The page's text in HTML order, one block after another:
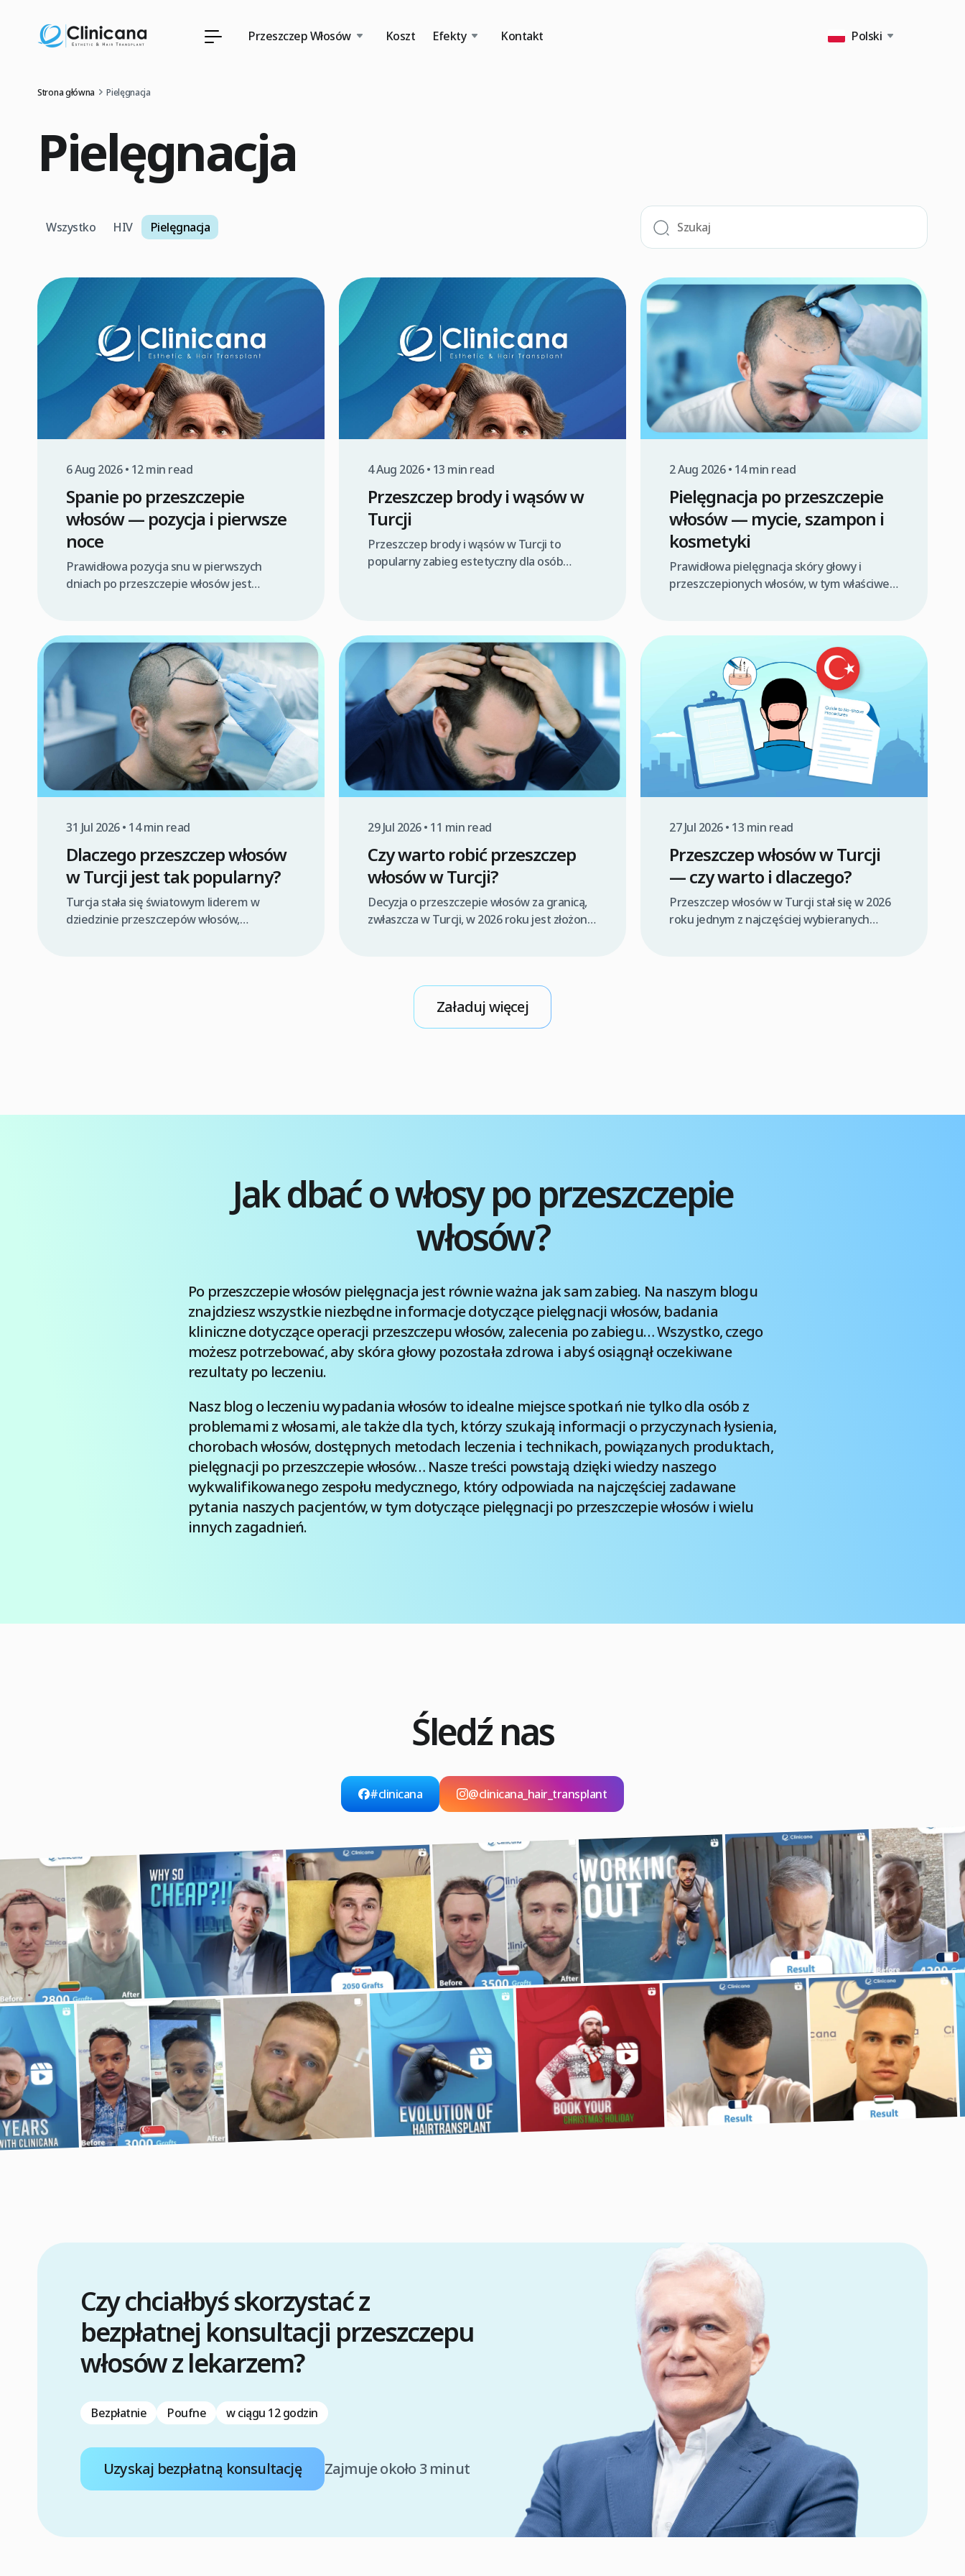
Przeszczep Włosów Koszt Efekty Kontakt Polski
Strona główna Pielęgnacja
Pielęgnacja
Wszystko HIV Pielęgnacja
6 Aug 2026 • 12 min read
Spanie po przeszczepie
włosów — pozycja i pierwsze
noce
Prawidłowa pozycja snu w pierwszych
dniach po przeszczepie włosów jest
graftów. Odpowiednie ułożenie głowy
pomaga zminimalizować obrzęk, zapobiega
przypadkowemu dotknięciu lub
uszkodzeniu delikatnych cebulek
włosowych oraz wspiera prawidłową
integrację przeszczepów z nowym
miejscem. Kluczowe jest unikanie nacisku
na obszary biorcze i utrzymanie głowy w
podwyższonej pozycji. […]
4 Aug 2026 • 13 min read
Przeszczep brody i wąsów w
Turcji
Przeszczep brody i wąsów w Turcji to
popularny zabieg estetyczny dla osób
z tyłu głowy, do obszaru brody lub wąsów.
Wybór Turcji często wynika z
konkurencyjnych cen i doświadczenia
tamtejszych klinik. Clinicana oferuje pakiety
all-inclusive FUE/DHI na rok […]
2 Aug 2026 • 14 min read
Pielęgnacja po przeszczepie
włosów — mycie, szampon i
kosmetyki
Prawidłowa pielęgnacja skóry głowy i
przeszczepionych włosów, w tym właściwe
długotrwałych rezultatów. Bezpośrednio po
przeszczepie, delikatne traktowanie
obszaru biorczego i dawczego, zgodnie z
instrukcjami lekarza, wspiera proces
gojenia, minimalizuje ryzyko infekcji i
zapewnia optymalne warunki dla przyjęcia
się graftów. Niewłaściwa pielęgnacja może
zagrozić przeżyciu […]
31 Jul 2026 • 14 min read
Dlaczego przeszczep włosów
w Turcji jest tak popularny?
Turcja stała się światowym liderem w
dziedzinie przeszczepów włosów,
29 Jul 2026 • 11 min read
Czy warto robić przeszczep
włosów w Turcji?
Decyzja o przeszczepie włosów za granicą,
zwłaszcza w Turcji, w 2026 roku jest złożona
oferowane w pakietach all-inclusive, które
pokrywają nie tylko sam zabieg, ale także
zakwaterowanie i transport. Szybkie
27 Jul 2026 • 13 min read
Przeszczep włosów w Turcji
— czy warto i dlaczego?
Przeszczep włosów w Turcji stał się w 2026
roku jednym z najczęściej wybieranych
Załaduj więcej
Jak dbać o włosy po przeszczepie
włosów?
Po przeszczepie włosów pielęgnacja jest równie ważna jak sam zabieg. Na naszym blogu
znajdziesz wszystkie niezbędne informacje dotyczące pielęgnacji włosów, badania
kliniczne dotyczące operacji przeszczepu włosów, zalecenia po zabiegu… Wszystko, czego
możesz potrzebować, aby skóra głowy pozostała zdrowa i abyś osiągnął oczekiwane
rezultaty po leczeniu.
Nasz blog o leczeniu wypadania włosów to idealne miejsce spotkań nie tylko dla osób z
problemami z włosami, ale także dla tych, którzy szukają informacji o przyczynach łysienia,
chorobach włosów, dostępnych metodach leczenia i technikach, powiązanych produktach,
pielęgnacji po przeszczepie włosów… Nasze treści powstają dzięki wiedzy naszego
wykwalifikowanego zespołu medycznego, który odpowiada na najczęściej zadawane
pytania naszych pacjentów, w tym dotyczące pielęgnacji po przeszczepie włosów i wielu
innych zagadnień.
Śledź nas
#clinicana @clinicana_hair_transplant
Czy chciałbyś skorzystać z
bezpłatnej konsultacji przeszczepu
włosów z lekarzem?
Bezpłatnie Poufne w ciągu 12 godzin
Uzyskaj bezpłatną konsultację Zajmuje około 3 minut